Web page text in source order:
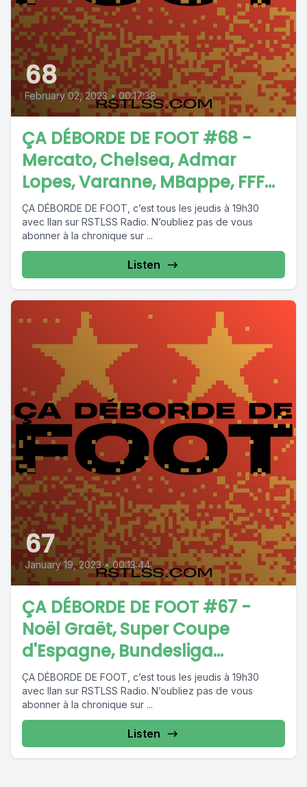
68
February 02, 2023 • 00:17:38
ÇA DÉBORDE DE FOOT #68 -
Mercato, Chelsea, Admar
Lopes, Varanne, MBappe, FFF...
ÇA DÉBORDE DE FOOT, c’est tous les jeudis à 19h30
avec Ilan sur RSTLSS Radio. N’oubliez pas de vous
abonner à la chronique sur ...
Listen
67
January 19, 2023 • 00:13:44
ÇA DÉBORDE DE FOOT #67 -
Noël Graët, Super Coupe
d'Espagne, Bundesliga...
ÇA DÉBORDE DE FOOT, c’est tous les jeudis à 19h30
avec Ilan sur RSTLSS Radio. N’oubliez pas de vous
abonner à la chronique sur ...
Listen